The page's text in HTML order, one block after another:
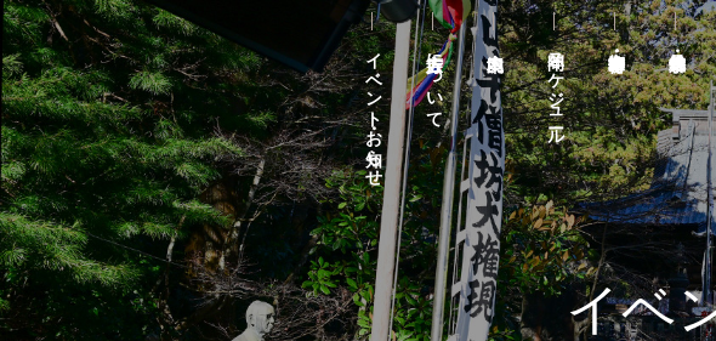
イベント・お知らせ 方広寺について 年間スケジュール
イベ